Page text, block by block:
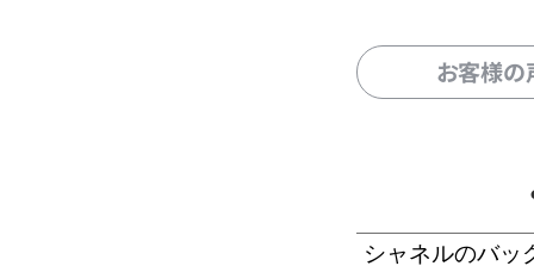
お客様
シャネルのバッ